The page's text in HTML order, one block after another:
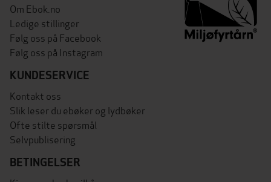
Om Ebok.no
Ledige stillinger
Følg oss på Facebook
Følg oss på Instagram
KUNDESERVICE
Kontakt oss
Slik leser du ebøker og lydbøker
Ofte stilte spørsmål
Selvpublisering
BETINGELSER